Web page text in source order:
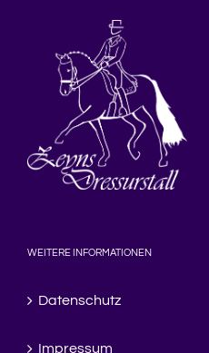
WEITERE INFORMATIONEN
Datenschutz
Impressum